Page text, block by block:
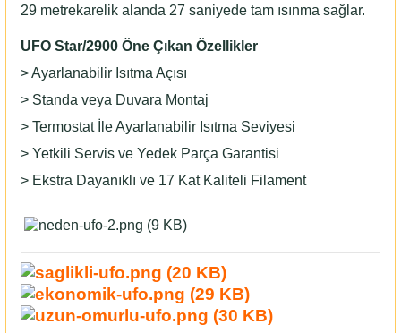
29 metrekarelik alanda 27 saniyede tam ısınma sağlar.
UFO Star/2900 Öne Çıkan Özellikler
> Ayarlanabilir Isıtma Açısı
> Standa veya Duvara Montaj
> Termostat İle Ayarlanabilir Isıtma Seviyesi
> Yetkili Servis ve Yedek Parça Garantisi
> Ekstra Dayanıklı ve 17 Kat Kaliteli Filament